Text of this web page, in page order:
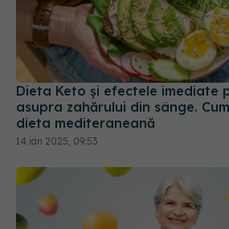
Dieta Keto și efectele imediate
asupra zahărului din sânge.
dieta mediteraneană
14 ian 2025, 09:53